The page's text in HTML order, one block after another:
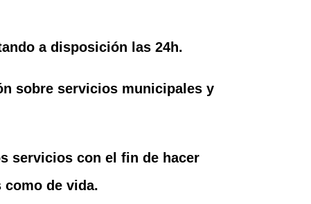
a disposición las 24h.
sobre servicios municipales y
servicios con el fin de hacer
como de vida.